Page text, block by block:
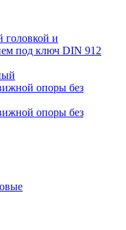
головкой и
под ключ DIN 912
опоры без
опоры без